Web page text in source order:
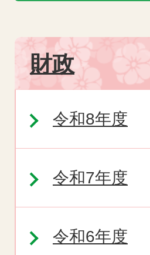
財政
令和8年度
令和7年度
令和6年度